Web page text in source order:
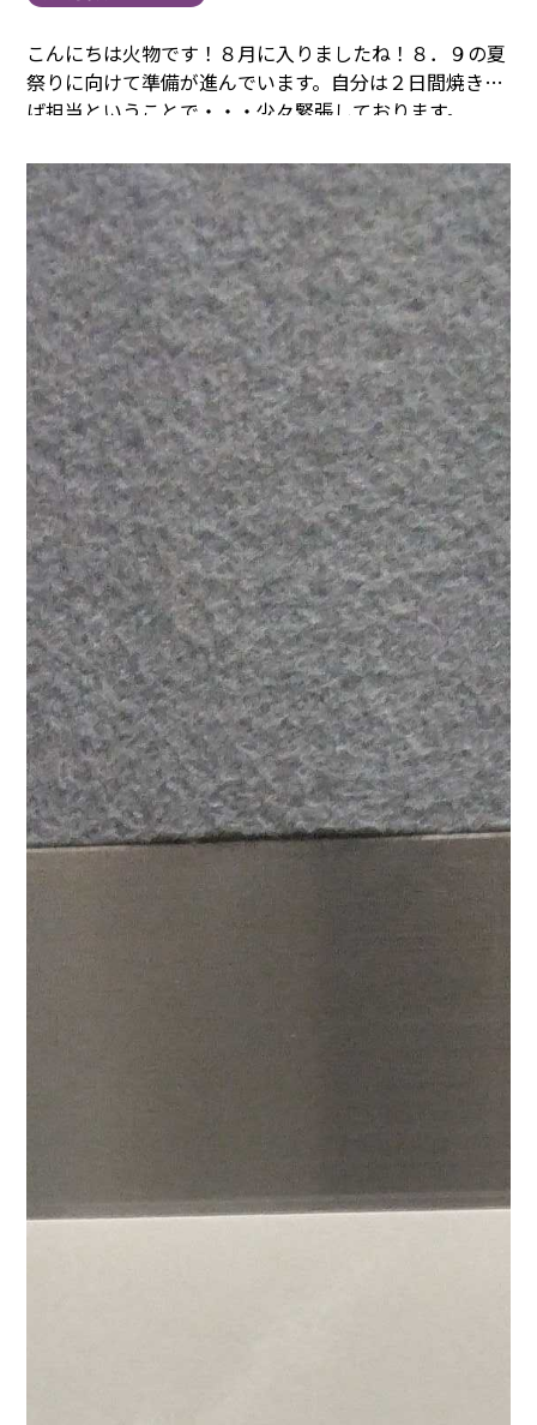
こんにちは火物です！ ８月に入りましたね！ ８．９の夏
祭りに向けて準備が進んでいます。 自分は２日間焼きそ
ば担当ということで・・・少々緊張しております。
す。ガーン( ﾟДﾟ)逆光だ～・・・今月は特定活動で就業
されているＦさん（ベトナムの方）も皆さんと一緒に受
けられていますし、まごころ介護サービスの淵野辺や多
摩の方も参加されています。来月以降にはやっとミャン
マーやベトナムからの特定技能実習生も仲間入りします
ので楽しみですね。